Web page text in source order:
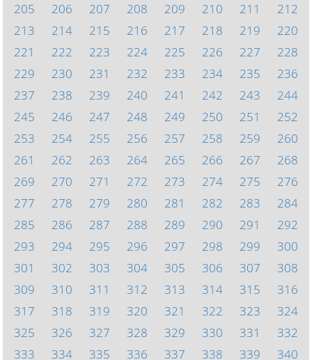
205
206 207 208 209 210 211
212
213
214 215 216 217 218 219
220
221
222 223 224 225 226 227
228
229
230 231 232 233 234 235
236
237
238 239 240 241 242 243
244
245
246 247 248 249 250 251
252
253
254 255 256 257 258 259
260
261
262 263 264 265 266 267
268
269
270 271 272 273 274 275
276
277
278 279 280 281 282 283
284
285
286 287 288 289 290 291
292
293
294 295 296 297 298 299
300
301
302 303 304 305 306 307
308
309
310 311 312 313 314 315
316
317
318 319 320 321 322 323
324
325
326 327 328 329 330 331
332
333
334 335 336 337 338 339 340